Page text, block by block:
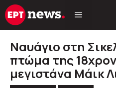
Μετάβαση
σε
Ναυάγιο στη
πτώμα της
μεγιστάνα Μάικ